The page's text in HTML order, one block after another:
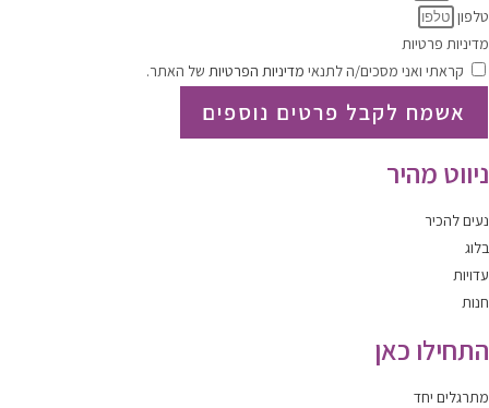
טלפון
מדיניות פרטיות
קראתי ואני מסכים/ה לתנאי מדיניות הפרטיות של האתר.
אשמח לקבל פרטים נוספים
ניווט מהיר
נעים להכיר
בלוג
עדויות
חנות
התחילו כאן
מתרגלים יחד